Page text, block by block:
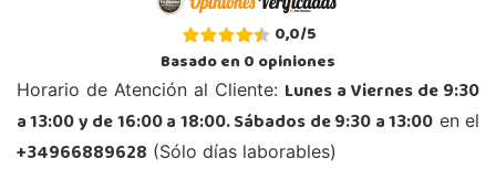
POCAS UNIDADES
0,0/5
Basado en0opiniones
Horario de Atención al Cliente: Lunes a Viernes de 9:30
a 13:00 y de 16:00 a 18:00. Sábados de 9:30 a 13:00 en el
+34966889628 (Sólo días laborables)